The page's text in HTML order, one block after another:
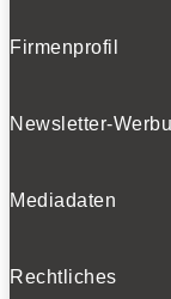
Firmenprofil
Newsletter-
Mediadaten
Rechtliches